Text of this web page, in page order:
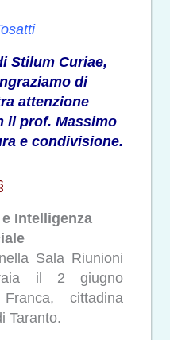
Stilum Curiae,
di
attenzione
il prof. Massimo
e condivisione.
Intelligenza
Sala Riunioni
il 2 giugno
cittadina
Taranto.